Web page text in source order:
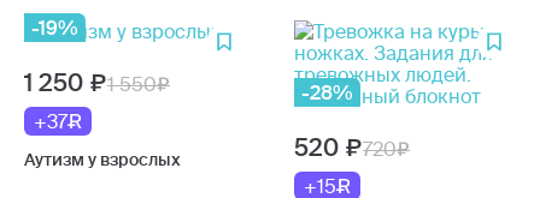
-19%
1 250
1 550
+37
Аутизм у взрослых
-28%
520
720
+15